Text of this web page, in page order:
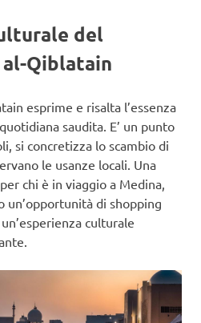
del
Qiblatain
esprime e risalta l’essenza
saudita. E’ un punto
si concretizza lo scambio di
le usanze locali. Una
chi è in viaggio a Medina,
un’opportunità di shopping
culturale